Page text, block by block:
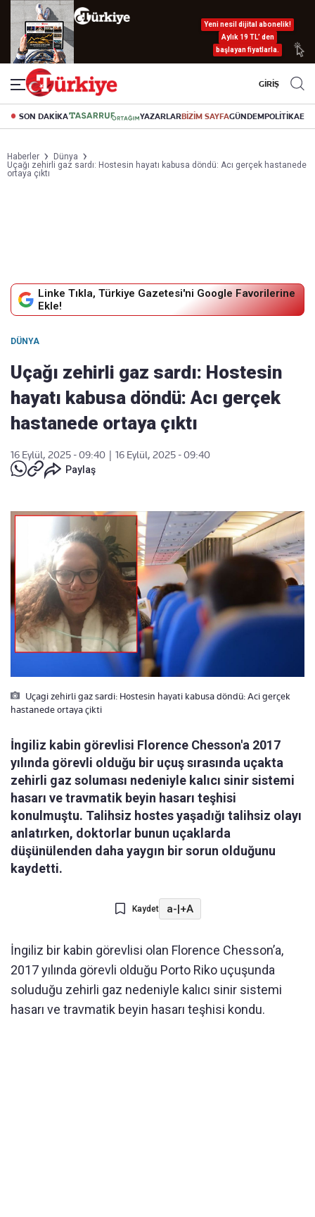
Yeni nesil dijital abonelik!
Aylık 19 TL’ den
başlayan fiyatlarla.
GİRİŞ
SON DAKİKA YAZARLARBİZİM SAYFAGÜNDEMPOLİTİKA
Haberler
Dünya
Uçağı zehirli gaz sardı: Hostesin hayatı kabusa döndü: Acı gerçek hastanede
ortaya çıktı
Linke Tıkla, Türkiye Gazetesi'ni Google Favorilerine
Ekle!
DÜNYA
Uçağı zehirli gaz sardı: Hostesin
hayatı kabusa döndü: Acı gerçek
hastanede ortaya çıktı
16 Eylül, 2025 - 09:40
16 Eylül, 2025 - 09:40
Paylaş
Uçagi zehirli gaz sardi: Hostesin hayati kabusa döndü: Aci gerçek
hastanede ortaya çikti
İngiliz kabin görevlisi Florence Chesson'a 2017
yılında görevli olduğu bir uçuş sırasında uçakta
zehirli gaz soluması nedeniyle kalıcı sinir sistemi
hasarı ve travmatik beyin hasarı teşhisi
konulmuştu. Talihsiz hostes yaşadığı talihsiz olayı
anlatırken, doktorlar bunun uçaklarda
düşünülenden daha yaygın bir sorun olduğunu
kaydetti.
Kaydet a-|+A
İngiliz bir kabin görevlisi olan Florence Chesson’a,
2017 yılında görevli olduğu Porto Riko uçuşunda
soluduğu zehirli gaz nedeniyle kalıcı sinir sistemi
hasarı ve travmatik beyin hasarı teşhisi kondu.